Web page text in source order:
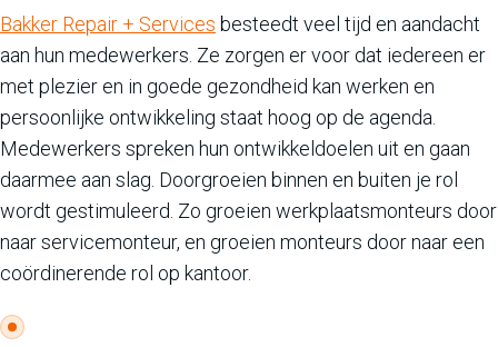
Bakker Repair + Services besteedt veel tijd en aandacht
aan hun medewerkers. Ze zorgen er voor dat iedereen er
met plezier en in goede gezondheid kan werken en
persoonlijke ontwikkeling staat hoog op de agenda.
Medewerkers spreken hun ontwikkeldoelen uit en gaan
daarmee aan slag. Doorgroeien binnen en buiten je rol
wordt gestimuleerd. Zo groeien werkplaatsmonteurs door
naar servicemonteur, en groeien monteurs door naar een
coördinerende rol op kantoor.